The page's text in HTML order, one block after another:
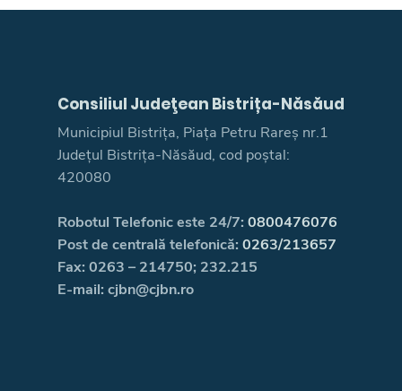
Consiliul Judeţean Bistrița-Năsăud
Municipiul Bistrița, Piața Petru Rareș nr.1
Județul Bistrița-Năsăud, cod poștal:
420080
Robotul Telefonic este 24/7: 0800476076
Post de centrală telefonică: 0263/213657
Fax: 0263 – 214750; 232.215
E-mail: cjbn@cjbn.ro